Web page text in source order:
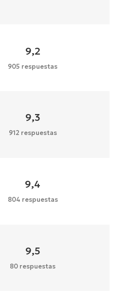
9,2
905 respuestas
9,3
912 respuestas
9,4
804 respuestas
9,5
80 respuestas